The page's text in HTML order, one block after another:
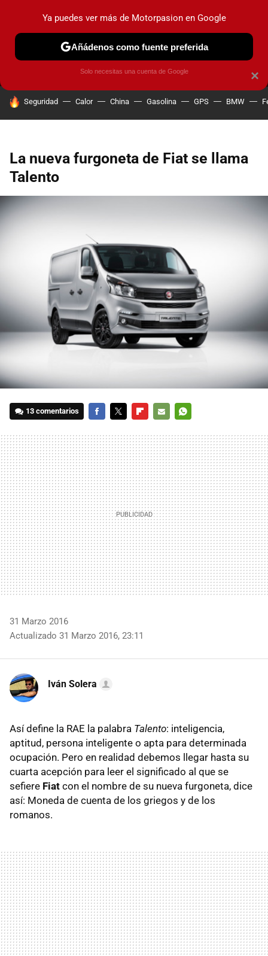
MENÚ NUEVO
COCHES ELÉCTRICOS OBSERVATORIO
HOY SE HABLA DE
Seguridad Calor China Gasolina GPS BMW
La nueva furgoneta de Fiat se llama
Talento
13 comentarios
MAIL
31 Marzo 2016
Actualizado 31 Marzo 2016, 23:11
Iván Solera
Así define la RAE la palabra Talento: inteligencia,
aptitud, persona inteligente o apta para determinada
ocupación. Pero en realidad debemos llegar hasta su
cuarta acepción para leer el significado al que se
sefiere Fiat con el nombre de su nueva furgoneta, dice
así: Moneda de cuenta de los griegos y de los
romanos.
×
Ya puedes ver más de Motorpasion en Google
Añádenos como fuente preferida
Solo necesitas una cuenta de Google